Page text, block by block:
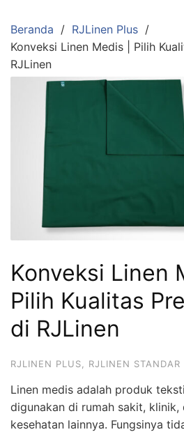
ke
konten
Beranda
RJLinen Plus
Konveksi Linen Medis | Pilih
RJLinen
Konveksi Linen
Pilih Kualitas
di RJLinen
RJLINEN PLUS RJLINEN STANDAR
Linen medis adalah produk
digunakan di rumah sakit, klinik,
kesehatan lainnya. Fungsinya